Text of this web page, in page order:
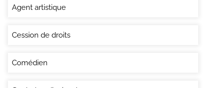
Agent artistique
Cession de droits
Comédien